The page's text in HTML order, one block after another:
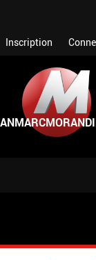
Inscription